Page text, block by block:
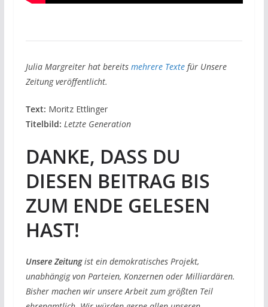
Julia Margreiter hat bereits mehrere Textefür Unsere
Zeitung veröffentlicht.
Text: Moritz Ettlinger
Titelbild: Letzte Generation
DANKE, DASS DU
DIESEN BEITRAG BIS
ZUM ENDE GELESEN
HAST!
Unsere Zeitungist ein demokratisches Projekt,
unabhängig von Parteien, Konzernen oder Milliardären.
Bisher machen wir unsere Arbeit zum größten Teil